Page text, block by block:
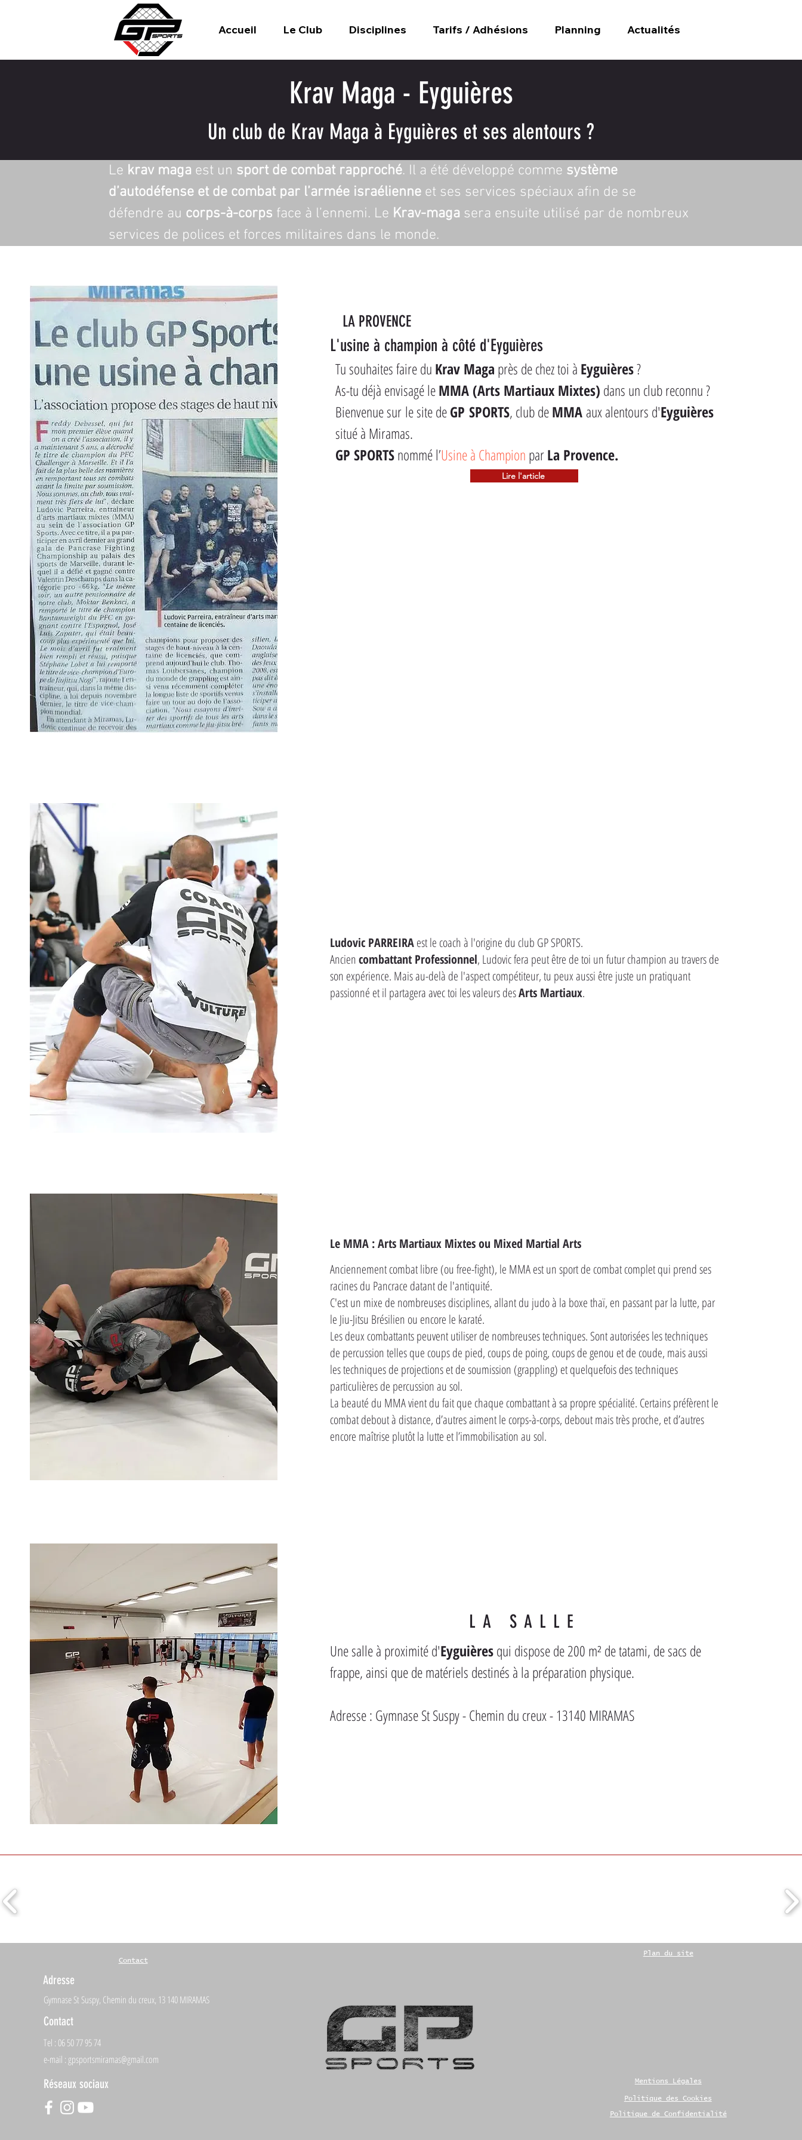
Accueil Le Club Disciplines Tarifs / Adhésions Planning Actualités
Krav Maga - Eyguières
Un club de Krav Maga à Eyguières et ses alentours ?
Le krav maga est un sport de combat rapproché. Il a été développé comme système
d’autodéfense et de combat par l’armée israélienne et ses services spéciaux afin de se
défendre au corps-à-corps face à l’ennemi. Le Krav-maga sera ensuite utilisé par de nombreux
services de polices et forces militaires dans le monde.
LA PROVENCE
L'usine à champion à côté d'Eyguières
Tu souhaites faire du Krav Maga près de chez toi à Eyguières ?
As-tu déjà envisagé le MMA (Arts Martiaux Mixtes) dans un club reconnu ?
Bienvenue sur le site de GP SPORTS, club de MMA aux alentours d'Eyguières
situé à Miramas.
GP SPORTS nommé l’Usine à Champion par La Provence.
Lire l'article
Ludovic PARREIRAest le coach à l'origine du club GP SPORTS.
Anciencombattant Professionnel, Ludovic fera peut être de toi un futur champion au travers de
son expérience. Mais au-delà de l'aspect compétiteur, tu peux aussi être juste un pratiquant
passionné et il partagera avec toi les valeurs desArts Martiaux.
Le MMA : Arts Martiaux Mixtes ou Mixed Martial Arts
Anciennement combat libre (ou free-fight), le MMA est un sport de combat complet qui prend ses
racines du Pancrace datant de l'antiquité.
C'est un mixe de nombreuses disciplines, allant du judo à la boxe thaï, en passant par la lutte, par
le Jiu-Jitsu Brésilien ou encore le karaté.
Les deux combattants peuvent utiliser de nombreuses techniques. Sont autorisées les techniques
de percussion telles que coups de pied, coups de poing, coups de genou et de coude, mais aussi
les techniques de projections et de soumission (grappling) et quelquefois des techniques
particulières de percussion au sol.
La beauté du MMA vient du fait que chaque combattant à sa propre spécialité. Certains préfèrent le
combat debout à distance, d’autres aiment le corps-à-corps, debout mais très proche, et d’autres
encore maîtrise plutôt la lutte et l’immobilisation au sol.
LA SALLE
Une salle à proximité d'Eyguières qui dispose de 200 m² de tatami, de sacs de
frappe, ainsi que de matériels destinés à la préparation physique.
Adresse : Gymnase St Suspy - Chemin du creux - 13140 MIRAMAS
Contact
Adresse
Gymnase St Suspy, Chemin du creux, 13 140 MIRAMAS
Contact
Tel : 06 50 77 95 74
e-mail : gpsportsmiramas@gmail.com
Réseaux sociaux
Plan du site
Mentions Légales
Politique des Cookies
Politique de Confidentialité